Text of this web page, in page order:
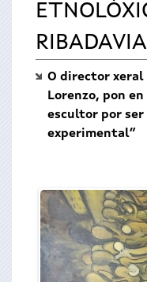
RIBADAVIA
O director xeral
Lorenzo, pon
escultor por ser
experimental”